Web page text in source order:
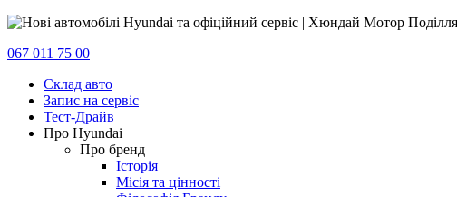
067 011 75 00
Склад авто
Запис на сервіс
Тест-Драйв
Про Hyundai
Про бренд
Історія
Місія та цінності